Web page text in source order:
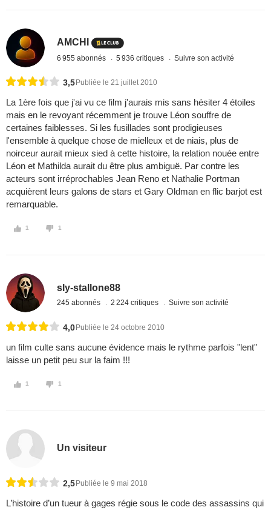
AMCHI
6 955 abonnés 5 936 critiques Suivre son activité
3,5 Publiée le 21 juillet 2010
La 1ère fois que j'ai vu ce film j'aurais mis sans hésiter 4 étoiles
mais en le revoyant récemment je trouve Léon souffre de
certaines faiblesses. Si les fusillades sont prodigieuses
l'ensemble à quelque chose de mielleux et de niais, plus de
noirceur aurait mieux sied à cette histoire, la relation nouée entre
Léon et Mathilda aurait du être plus ambiguë. Par contre les
acteurs sont irréprochables Jean Reno et Nathalie Portman
acquièrent leurs galons de stars et Gary Oldman en flic barjot est
remarquable.
1 1
sly-stallone88
245 abonnés 2 224 critiques Suivre son activité
4,0 Publiée le 24 octobre 2010
un film culte sans aucune évidence mais le rythme parfois "lent"
laisse un petit peu sur la faim !!!
1 1
Un visiteur
2,5 Publiée le 9 mai 2018
L’histoire d’un tueur à gages régie sous le code des assassins qui